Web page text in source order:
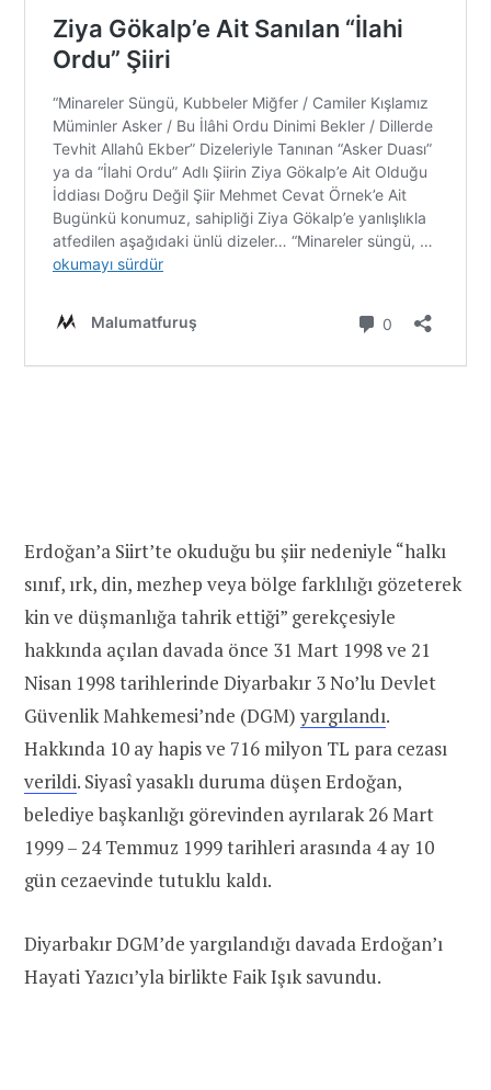
Erdoğan’a Siirt’te okuduğu bu şiir nedeniyle “halkı
sınıf, ırk, din, mezhep veya bölge farklılığı gözeterek
kin ve düşmanlığa tahrik ettiği” gerekçesiyle
hakkında açılan davada önce 31 Mart 1998 ve 21
Nisan 1998 tarihlerinde Diyarbakır 3 No’lu Devlet
Güvenlik Mahkemesi’nde (DGM) yargılandı.
Hakkında 10 ay hapis ve 716 milyon TL para cezası
verildi. Siyasî yasaklı duruma düşen Erdoğan,
belediye başkanlığı görevinden ayrılarak 26 Mart
1999 – 24 Temmuz 1999 tarihleri arasında 4 ay 10
gün cezaevinde tutuklu kaldı.
Diyarbakır DGM’de yargılandığı davada Erdoğan’ı
Hayati Yazıcı’yla birlikte Faik Işık savundu.